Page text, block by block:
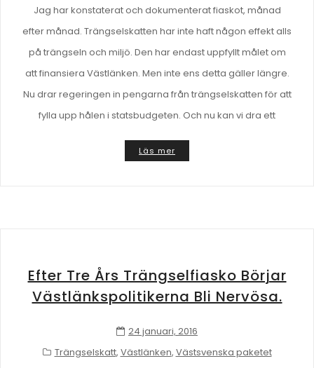
Jag har konstaterat och dokumenterat fiaskot, månad
efter månad. Trängselskatten har inte haft någon effekt alls
på trängseln och miljö. Den har endast uppfyllt målet om
att finansiera Västlänken. Men inte ens detta gäller längre.
Nu drar regeringen in pengarna från trängselskatten för att
fylla upp hålen i statsbudgeten. Och nu kan vi dra ett
Läs mer
Efter Tre Års Trängselfiasko Börjar
Västlänkspolitikerna Bli Nervösa.
24 januari, 2016
Trängselskatt, Västlänken, Västsvenska paketet